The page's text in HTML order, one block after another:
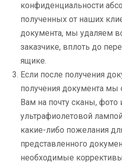
конфиденциальности
полученных от наших
документа, мы удаляем
заказчике, вплоть до
ящике.
Если после получения
получения документа мы
Вам на почту сканы,
ультрафиолетовой
какие-либо пожелания
представленного
необходимые